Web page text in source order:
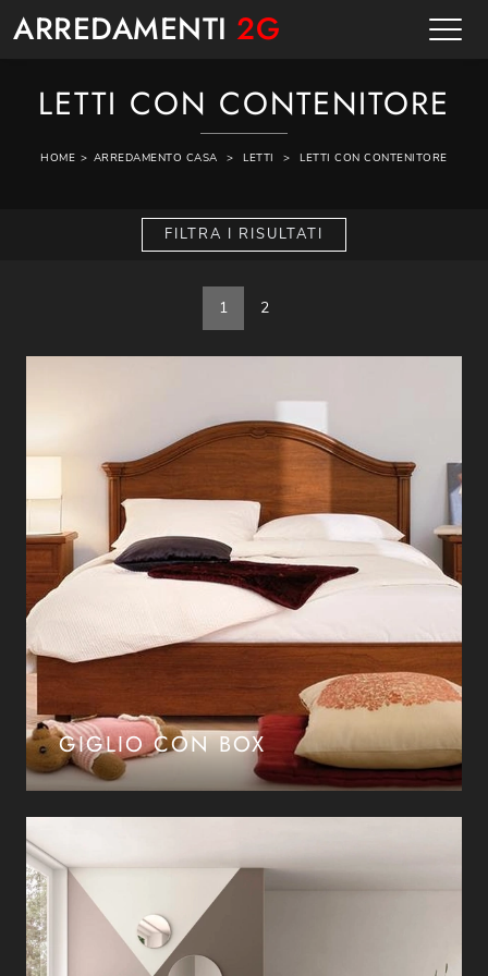
ARREDAMENTI 2G
LETTI CON CONTENITORE
HOME > ARREDAMENTO CASA > LETTI > LETTI CON CONTENITORE
FILTRA I RISULTATI
1 2
GIGLIO CON BOX